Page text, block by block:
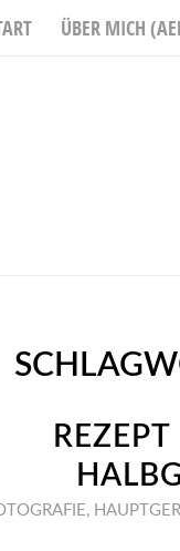
ÜBER MICH
,